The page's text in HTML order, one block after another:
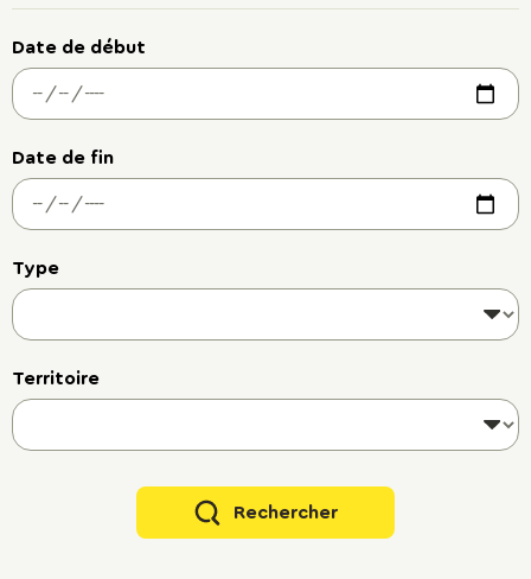
Date de début
Date de fin
Type
Territoire
Rechercher